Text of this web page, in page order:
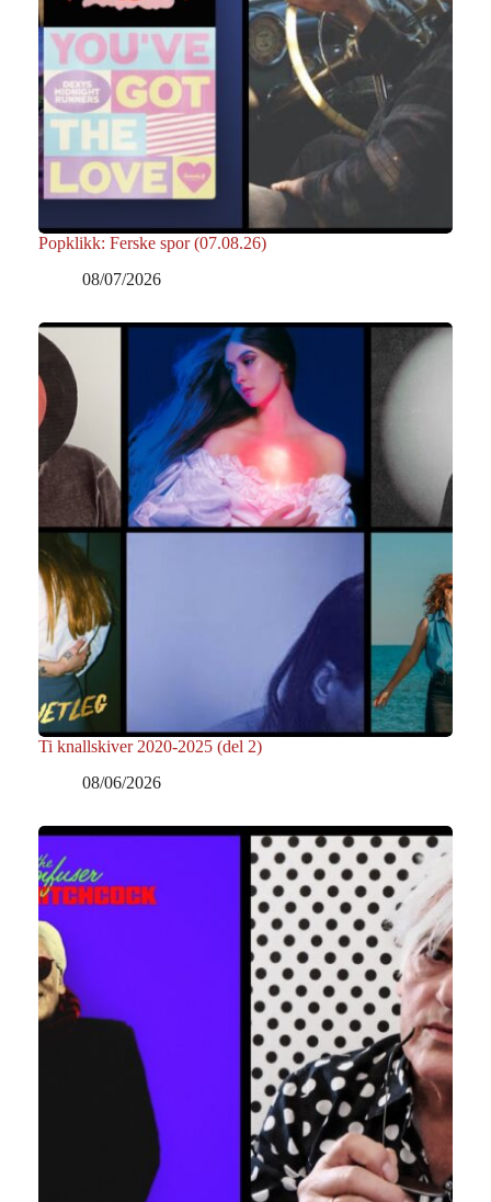
Popklikk: Ferske spor (07.08.26)
08/07/2026
Ti knallskiver 2020-2025 (del 2)
08/06/2026